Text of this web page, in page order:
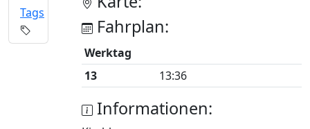
Fahrplan:
Werktag
13
13:36
Informationen:
Tags